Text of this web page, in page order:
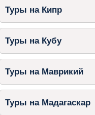
Туры на Кипр
Туры на Кубу
Туры на Маврикий
Туры на Мадагаскар